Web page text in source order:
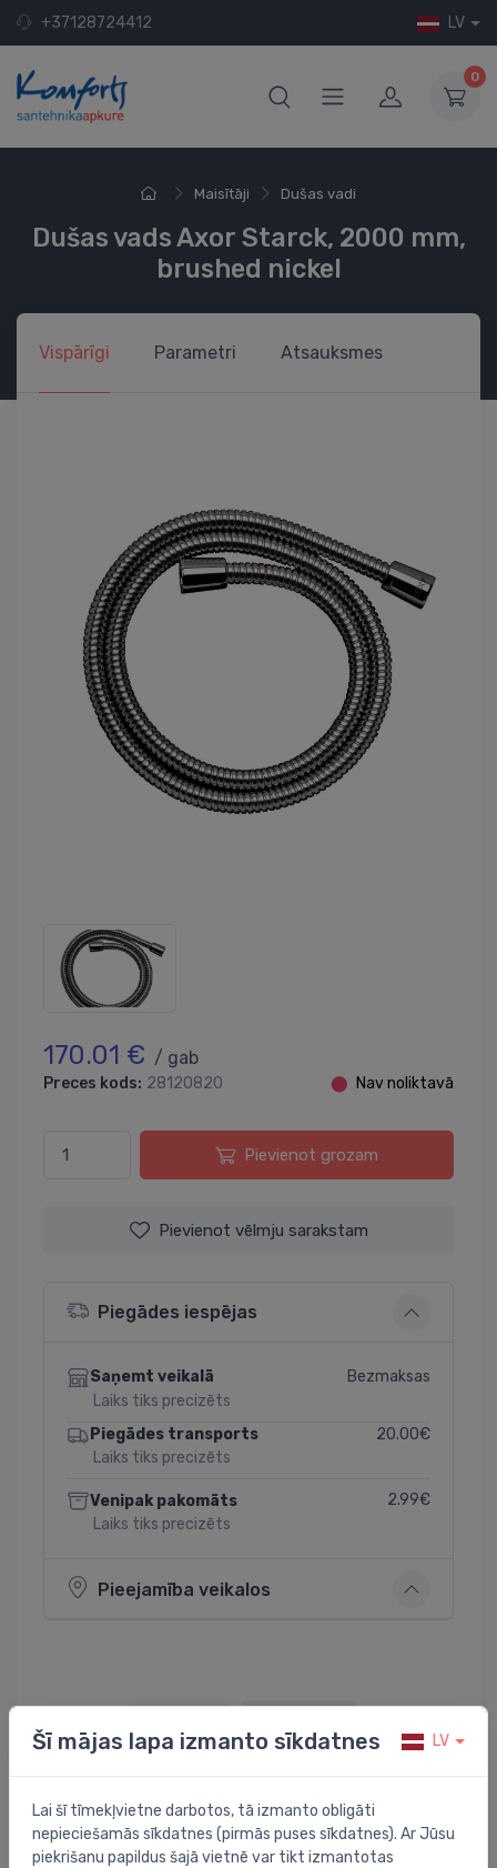
+37128724412 LV
0
Maisītāji Dušas vadi
Dušas vads Axor Starck, 2000 mm,
brushed nickel
Vispārīgi Parametri Atsauksmes
170.01 € / gab
Preces kods: 28120820 ⬤ Nav noliktavā
Pievienot grozam
Pievienot vēlmju sarakstam
Piegādes iespējas
Saņemt veikalā
Laiks tiks precizēts
Bezmaksas
Piegādes transports
Laiks tiks precizēts
20.00€
Venipak pakomāts
Laiks tiks precizēts
2.99€
Pieejamība veikalos
Dalīties:
Preces apraksts
Šī mājas lapa izmanto sīkdatnes LV
Lai šī tīmekļvietne darbotos, tā izmanto obligāti
nepieciešamās sīkdatnes (pirmās puses sīkdatnes). Ar Jūsu
piekrišanu papildus šajā vietnē var tikt izmantotas